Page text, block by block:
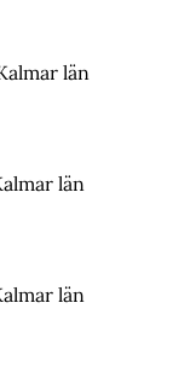
län
län
län